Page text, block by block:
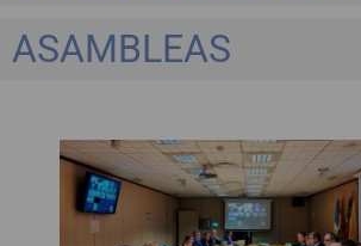
ASAMBLEAS